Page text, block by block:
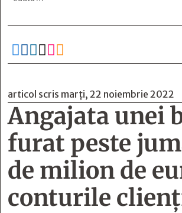
     
articol scris marți, 22 noiembrie 2022
Angajata unei
furat peste
de milion de
conturile